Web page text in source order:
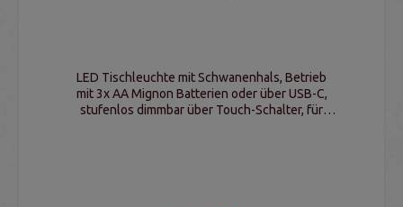
LED Tischleuchte mit Schwanenhals, Betrieb
mit 3x AA Mignon Batterien oder über USB-C,
stufenlos dimmbar über Touch-Schalter, für